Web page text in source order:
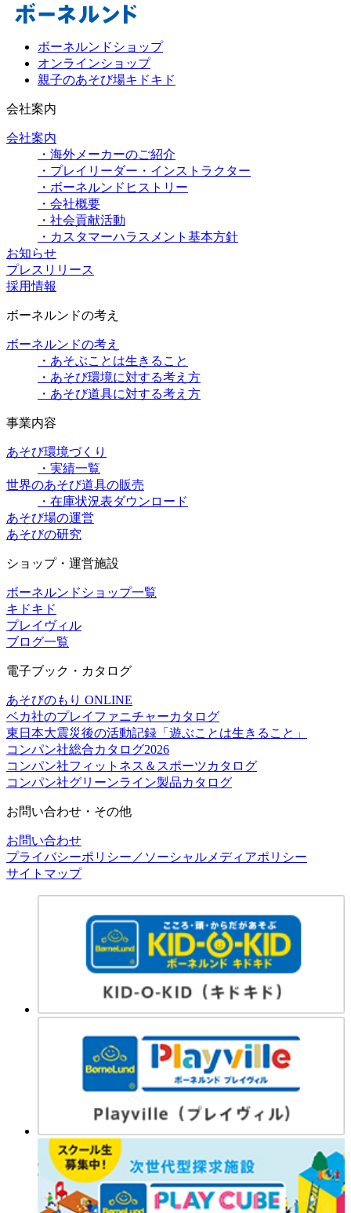
ボーネルンドショップ
オンラインショップ
親子のあそび場キドキド
会社案内
会社案内
・海外メーカーのご紹介
・プレイリーダー・インストラクター
・ボーネルンドヒストリー
・会社概要
・社会貢献活動
・カスタマーハラスメント基本方針
お知らせ
プレスリリース
採用情報
ボーネルンドの考え
ボーネルンドの考え
・あそぶことは生きること
・あそび環境に対する考え方
・あそび道具に対する考え方
事業内容
あそび環境づくり
・実績一覧
世界のあそび道具の販売
・在庫状況表ダウンロード
あそび場の運営
あそびの研究
ショップ・運営施設
ボーネルンドショップ一覧
キドキド
プレイヴィル
ブログ一覧
電子ブック・カタログ
あそびのもり ONLINE
ベカ社のプレイファニチャーカタログ
東日本大震災後の活動記録「遊ぶことは生きること」
コンパン社総合カタログ2026
コンパン社フィットネス＆スポーツカタログ
コンパン社グリーンライン製品カタログ
お問い合わせ・その他
お問い合わせ
プライバシーポリシー／ソーシャルメディアポリシー
サイトマップ